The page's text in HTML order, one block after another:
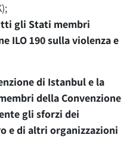
gli Stati membri
ILO 190 sulla violenza e
di Istanbul e la
della Convenzione
gli sforzi dei
e di altri organizzazioni